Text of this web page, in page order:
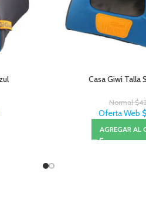
Casa Giwi Talla
Normal$
Oferta Web $
AGREGAR AL